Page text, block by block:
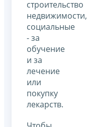
строительство
недвижимости,
социальные
- за
обучение
и за
лечение
или
покупку
лекарств.